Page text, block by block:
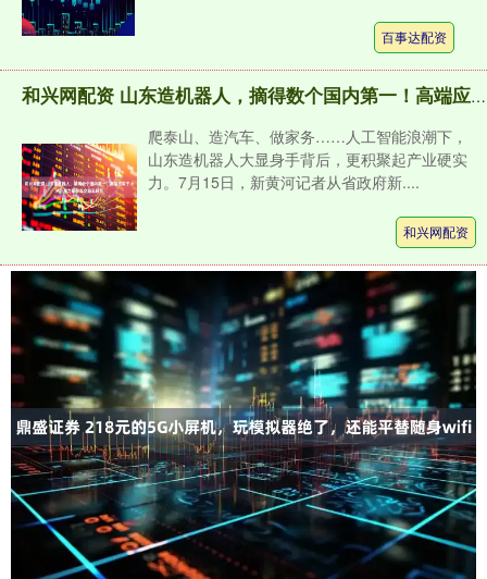
百事达配资
和兴网配资 山东造机器人，摘得数个国内第一！高端应用于小米、赛力斯等车企造车环节
爬泰山、造汽车、做家务……人工智能浪潮下，
山东造机器人大显身手背后，更积聚起产业硬实
力。7月15日，新黄河记者从省政府新....
和兴网配资